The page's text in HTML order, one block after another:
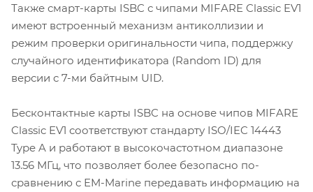
Также смарт-карты ISBC с чипами MIFARE Classic EV1
имеют встроенный механизм антиколлизии и
режим проверки оригинальности чипа, поддержку
случайного идентификатора (Random ID) для
версии с 7-ми байтным UID.
Бесконтактные карты ISBC на основе чипов MIFARE
Classic EV1 соответствуют стандарту ISO/IEC 14443
Type A и работают в высокочастотном диапазоне
13.56 МГц, что позволяет более безопасно по-
сравнению с EM-Marine передавать информацию на